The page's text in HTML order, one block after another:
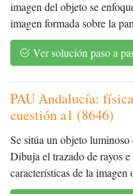
imagen del objeto se
imagen formada sobre la
Ver solución paso a
PAU Andalucía:
cuestión a1 (8646)
Se sitúa un objeto
Dibuja el trazado de rayos
características de la imagen